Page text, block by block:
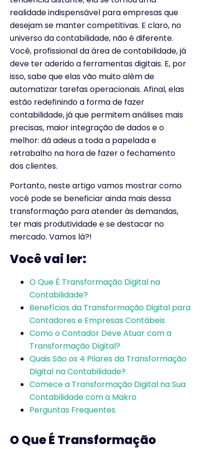
realidade indispensável para empresas que
desejam se manter competitivas. E claro, no
universo da contabilidade, não é diferente.
Você, profissional da área de contabilidade, já
deve ter aderido a ferramentas digitais. E, por
isso, sabe que elas vão muito além de
automatizar tarefas operacionais. Afinal, elas
estão redefinindo a forma de fazer
contabilidade, já que permitem análises mais
precisas, maior integração de dados e o
melhor: dá adeus a toda a papelada e
retrabalho na hora de fazer o fechamento
dos clientes.
Portanto, neste artigo vamos mostrar como
você pode se beneficiar ainda mais dessa
transformação para atender às demandas,
ter mais produtividade e se destacar no
mercado. Vamos lá?!
Você vai ler:
O Que É Transformação Digital na
Contabilidade?
Benefícios da Transformação Digital para
Contadores e Empresas Contábeis
Como o Contador Deve Atuar com a
Transformação Digital?
Quais São os 4 Pilares da Transformação
Digital na Contabilidade?
Comece a Transformação Digital na Sua
Contabilidade com a Makro
Perguntas Frequentes
O Que É Transformação